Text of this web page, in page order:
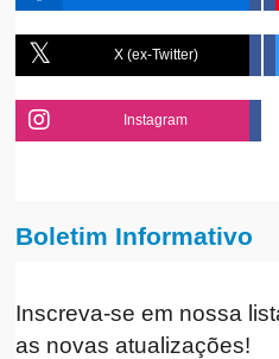
X (ex-Twitter)
Instagram
Boletim Informativo
Inscreva-se em nossa
as novas atualizações!